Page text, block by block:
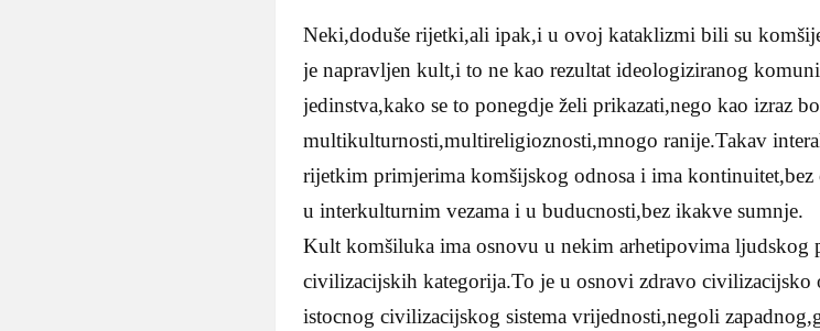
Neki,doduše rijetki,ali ipak,i u ovoj kataklizmi bili su
je napravljen kult,i to ne kao rezultat ideologiziranog
jedinstva,kako se to ponegdje želi prikazati,nego kao izraz
multikulturnosti,multireligioznosti,mnogo ranije.Takav
rijetkim primjerima komšijskog odnosa i ima kontinuitet,bez
u interkulturnim vezama i u buducnosti,bez ikakve sumnje.
Kult komšiluka ima osnovu u nekim arhetipovima ljudskog
civilizacijskih kategorija.To je u osnovi zdravo civilizacijsko
istocnog civilizacijskog sistema vrijednosti,negoli